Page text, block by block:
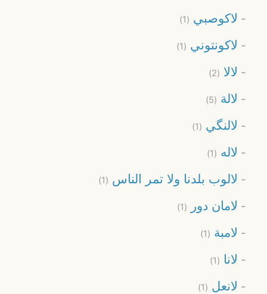
لاكوصبي (1)
لاكونتوني (1)
لالا (2)
لالة (5)
لالنگي (1)
لاله (1)
لالوب بلدنا ولا تمر الناس (1)
لامان دور (1)
لامبة (1)
لانا (1)
لانعل (1)